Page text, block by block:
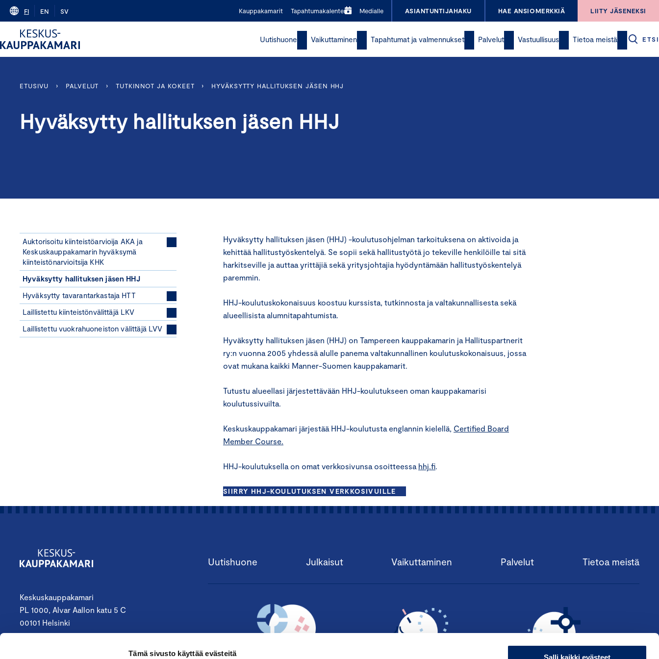
Tämä sivusto käyttää evästeitä Salli kaikki evästeet
Skip
content
FI EN SV Kauppakamarit Tapahtumakalenteri Medialle ASIANTUNTIJAHAKU HAE ANSIOMERKKIÄ LIITY JÄSENEKSI
Uutishuone Vaikuttaminen Tapahtumat ja valmennukset Palvelut Vastuullisuus Tietoa meistä ETSI
ETUSIVU › PALVELUT › TUTKINNOT JA KOKEET › HYVÄKSYTTY HALLITUKSEN JÄSEN HHJ
Hyväksytty hallituksen jäsen HHJ
Auktorisoitu kiinteistöarvioija AKA ja
Keskuskauppakamarin hyväksymä
kiinteistönarvioitsija KHK
Hyväksytty hallituksen jäsen HHJ
Hyväksytty tavarantarkastaja HTT
Laillistettu kiinteistönvälittäjä LKV
Laillistettu vuokrahuoneiston välittäjä LVV
Hyväksytty hallituksen jäsen (HHJ) -koulutusohjelman tarkoituksena on aktivoida ja
kehittää hallitustyöskentelyä. Se sopii sekä hallitustyötä jo tekeville henkilöille tai sitä
harkitseville ja auttaa yrittäjiä sekä yritysjohtajia hyödyntämään hallitustyöskentelyä
paremmin.
HHJ-koulutuskokonaisuus koostuu kurssista, tutkinnosta ja valtakunnallisesta sekä
alueellisista alumnitapahtumista.
Hyväksytty hallituksen jäsen (HHJ) on Tampereen kauppakamarin ja Hallituspartnerit
ry:n vuonna 2005 yhdessä alulle panema valtakunnallinen koulutuskokonaisuus, jossa
ovat mukana kaikki Manner-Suomen kauppakamarit.
Tutustu alueellasi järjestettävään HHJ-koulutukseen oman kauppakamarisi
koulutussivuilta.
Keskuskauppakamari järjestää HHJ-koulutusta englannin kielellä, Certified Board
Member Course.
HHJ-koulutuksella on omat verkkosivunsa osoitteessa hhj.fi.
SIIRRY HHJ-KOULUTUKSEN VERKKOSIVUILLE
Keskuskauppakamari
PL 1000, Alvar Aallon katu 5 C
00101 Helsinki
keskuskauppakamari@chamber.fi
Uutishuone Julkaisut Vaikuttaminen Palvelut Tietoa meistä